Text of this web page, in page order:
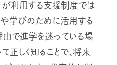
が利用する支援制度では
学びのために活用する
由で進学を迷っている場
正しく知ることで、将来